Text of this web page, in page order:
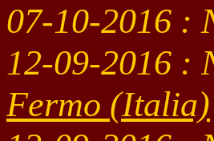
07-10-2016 :
12-09-2016 :
Fermo (Italia)